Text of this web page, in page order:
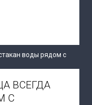
ВСЕГДА
С